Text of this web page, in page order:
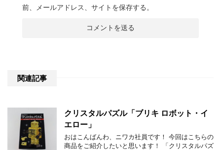
前、メールアドレス、サイトを保存する。
関連記事
クリスタルパズル「ブリキ ロボット・イ
エロー」
おはこんばんわ、ニワカ社員です！ 今回はこちらの
商品をご紹介したいと思います！ 「クリスタルパズ